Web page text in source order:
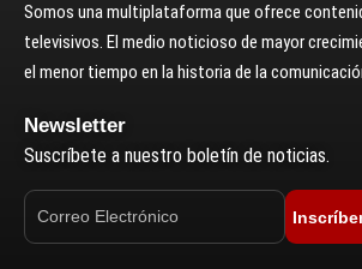
Somos una multiplataforma que ofrece
televisivos. El medio noticioso de mayor
el menor tiempo en la historia de la
Newsletter
Suscríbete a nuestro boletín de noticias.